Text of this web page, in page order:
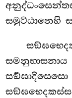
සමුට්ඨානෙහි